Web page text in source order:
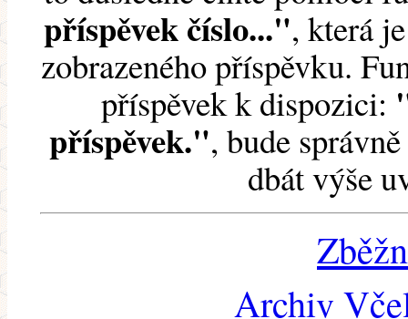
příspěvek číslo...", která
zobrazeného příspěvku.
příspěvek k dispozici:
příspěvek.", bude
dbát výše
Archiv